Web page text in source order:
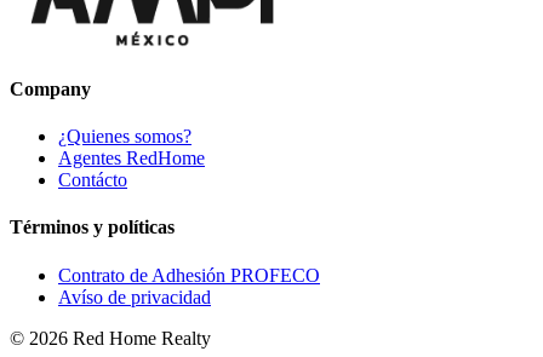
Company
¿Quienes somos?
Agentes RedHome
Contácto
Términos y políticas
Contrato de Adhesión PROFECO
Avíso de privacidad
© 2026 Red Home Realty